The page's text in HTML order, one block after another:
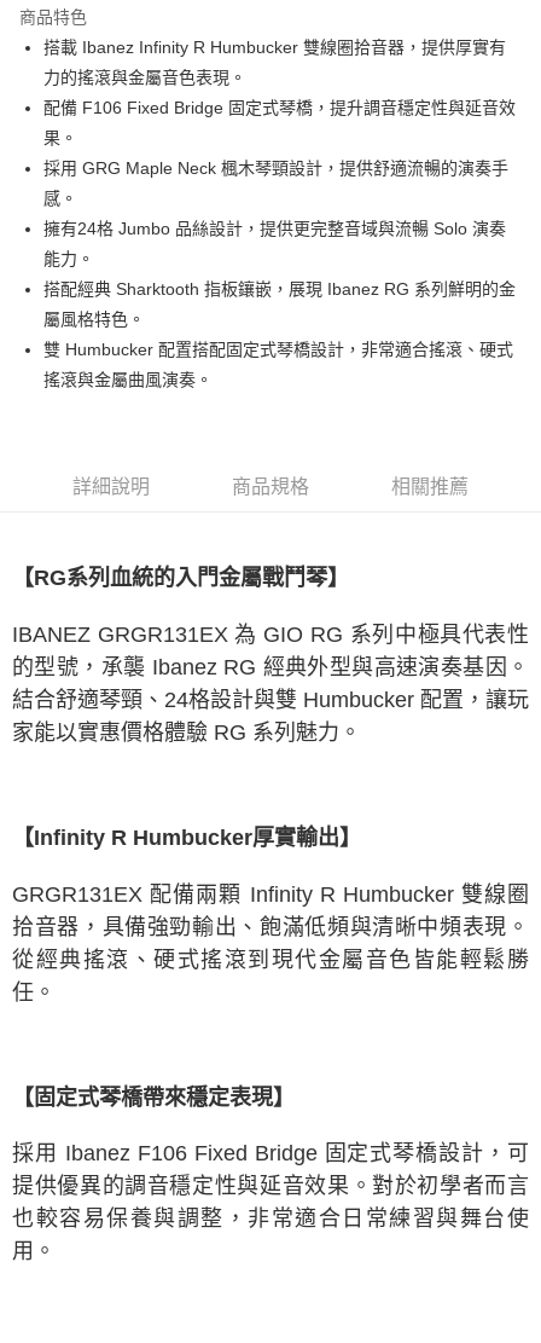
臺灣中小企業銀行
匯豐（台灣）商業銀行
華泰商業銀行
聯邦商業銀行
元大商業銀行
永豐商業銀行
玉山商業銀行
台灣樂天信用卡公司
上海商業儲蓄銀行
國泰世華商業銀行
兆豐國際商業銀行
匯豐（台灣）商業銀行
聯邦商業銀行
遠東國際商業銀行
元大商業銀行
玉山商業銀行
星展（台灣）商業銀行
台新國際商業銀行
Apple Pay
街口支付
悠遊付
全盈+PAY
大哥付你分期
相關說明
【大哥付你分期使用說明】
1.本服務由台灣大哥大提供，台灣大哥大用戶可立即使用無須另外申請。
2.付款方式選擇「大哥付你分期」，訂單成立後會自動跳轉到大哥付的交易
流程，驗證手機門號後，選擇欲分期的期數、繳款截止日，確認付款後即完
3.實際核准額度、可分期數及費用金額請依後續交易確認頁面所載為準。
4.訂單成立30分鐘內，如未前往確認交易或遇審核未通過，訂單將自動取
醒簡訊。
【注意事項】
用戶於交易時，得透過本服務購買商品或服務，並由商店將買賣／分期付款
買賣價金債權讓與本公司後，依約使用本公司帳單繳交帳款。
2.基於同意付款使用「大哥付你分期」之契約關係目的，商店將以您的個人
資料（包含姓名、電話或地址）提供予台灣大哥大進項蒐集、處理及利用，
由本公司與您本人進行分期帳單所需資料之確認、核對及更正。
3.完整用戶服務條款，請詳閱以下連結：https://oppay.tw/userRule
ATM付款
運送方式
商品特色
搭載 Ibanez Infinity R Humbucker 雙線圈拾音器，提供厚實有
力的搖滾與金屬音色表現。
配備 F106 Fixed Bridge 固定式琴橋，提升調音穩定性與延音效
果。
採用 GRG Maple Neck 楓木琴頸設計，提供舒適流暢的演奏手
感。
擁有24格 Jumbo 品絲設計，提供更完整音域與流暢 Solo 演奏
能力。
搭配經典 Sharktooth 指板鑲嵌，展現 Ibanez RG 系列鮮明的金
屬風格特色。
雙 Humbucker 配置搭配固定式琴橋設計，非常適合搖滾、硬式
搖滾與金屬曲風演奏。
詳細說明 商品規格 相關推薦
【RG系列血統的入門金屬戰鬥琴】
IBANEZ GRGR131EX 為 GIO RG 系列中極具代表性
的型號，承襲 Ibanez RG 經典外型與高速演奏基因。
結合舒適琴頸、24格設計與雙 Humbucker 配置，讓玩
家能以實惠價格體驗 RG 系列魅力。
【Infinity R Humbucker厚實輸出】
GRGR131EX 配備兩顆 Infinity R Humbucker 雙線圈
拾音器，具備強勁輸出、飽滿低頻與清晰中頻表現。
從經典搖滾、硬式搖滾到現代金屬音色皆能輕鬆勝
任。
【固定式琴橋帶來穩定表現】
採用 Ibanez F106 Fixed Bridge 固定式琴橋設計，可
提供優異的調音穩定性與延音效果。對於初學者而言
也較容易保養與調整，非常適合日常練習與舞台使
用。